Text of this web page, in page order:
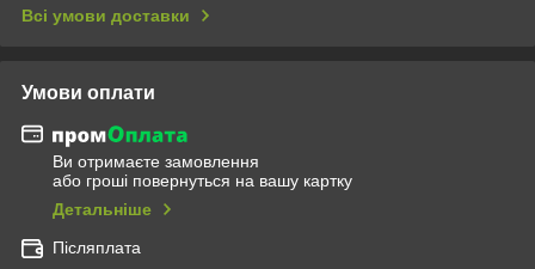
Всі умови доставки
Умови оплати
Ви отримаєте замовлення
або гроші повернуться на вашу картку
Детальніше
Післяплата